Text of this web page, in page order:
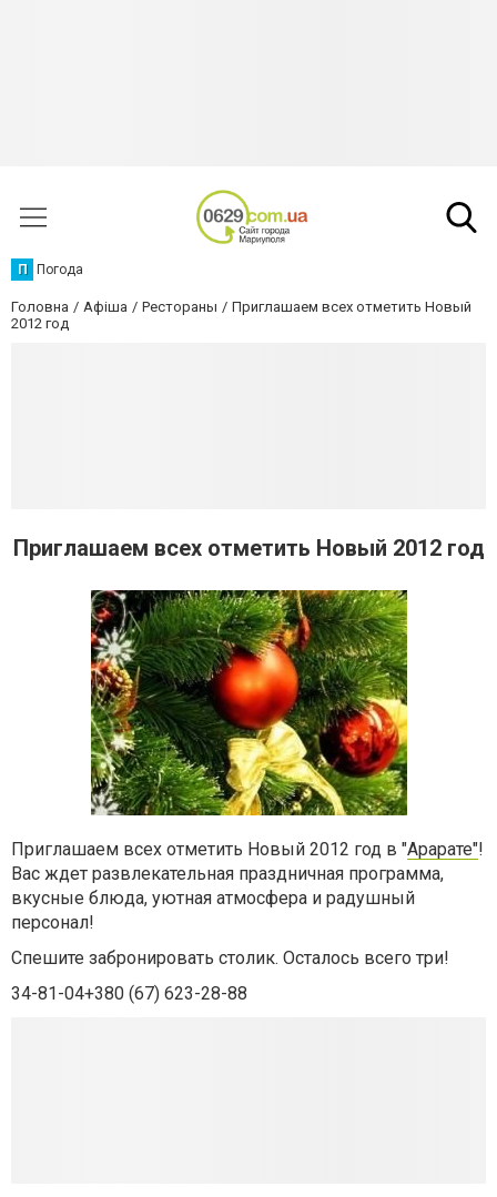
П Погода
Головна Афіша Рестораны
Приглашаем всех отметить Новый
2012 год
Приглашаем всех отметить Новый 2012 год
Приглашаем всех отметить Новый 2012 год в "Арарате"!
Вас ждет развлекательная праздничная программа,
вкусные блюда, уютная атмосфера и радушный
персонал!
Спешите забронировать столик. Осталось всего три!
34-81-04+380 (67) 623-28-88